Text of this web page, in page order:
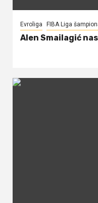
Evroliga FIBA Liga
Alen Smailagić